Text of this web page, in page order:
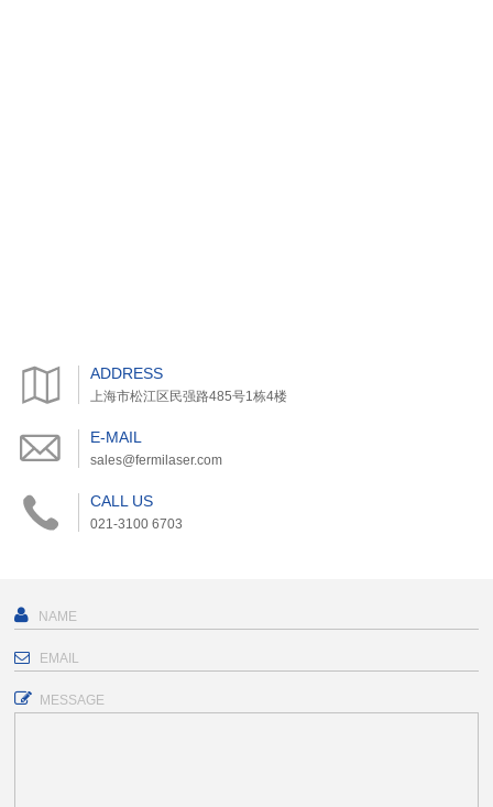
ADDRESS
上海市松江区民强路485号1栋4楼
E-MAIL
sales@fermilaser.com
CALL US
021-3100 6703
MESSAGE